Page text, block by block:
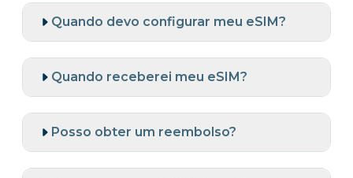
Quando devo configurar meu eSIM?
Quando receberei meu eSIM?
Posso obter um reembolso?